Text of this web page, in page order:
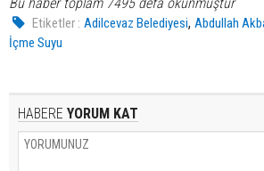
Etiketler : Adilcevaz Belediyesi,Abdullah
İçme Suyu
HABERE YORUM KAT